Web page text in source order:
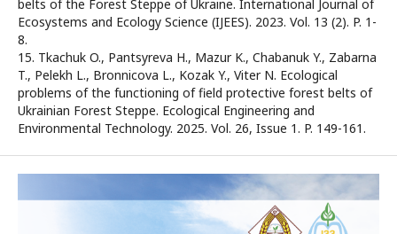
belts of the Forest Steppe of Ukraine. International Journal of
Ecosystems and Ecology Science (IJEES). 2023. Vol. 13 (2). P. 1-
8.
15. Tkachuk O., Pantsyreva H., Mazur K., Chabanuk Y., Zabarna
T., Pelekh L., Bronnicova L., Kozak Y., Viter N. Ecological
problems of the functioning of field protective forest belts of
Ukrainian Forest Steppe. Ecological Engineering and
Environmental Technology. 2025. Vol. 26, Issue 1. P. 149-161.